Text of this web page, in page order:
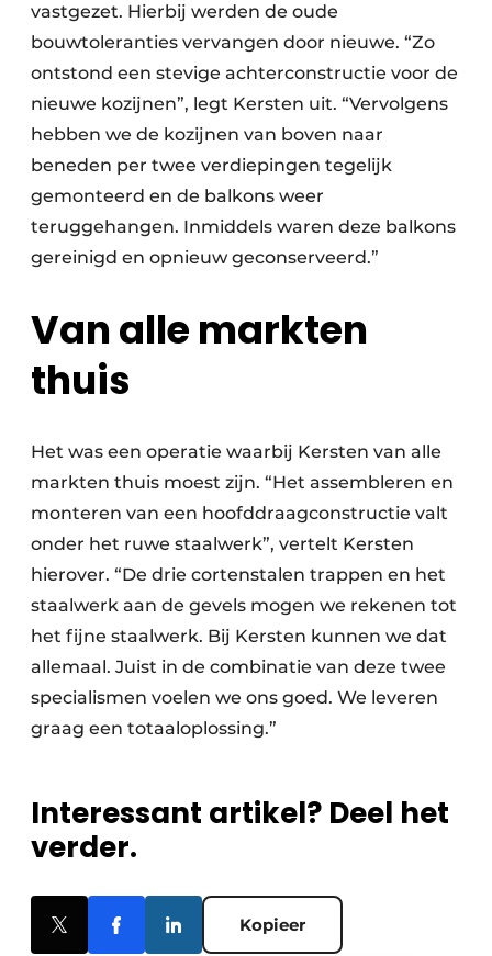
vastgezet. Hierbij werden de oude
bouwtoleranties vervangen door nieuwe. “Zo
ontstond een stevige achterconstructie voor de
nieuwe kozijnen”, legt Kersten uit. “Vervolgens
hebben we de kozijnen van boven naar
beneden per twee verdiepingen tegelijk
gemonteerd en de balkons weer
teruggehangen. Inmiddels waren deze balkons
gereinigd en opnieuw geconserveerd.”
Van alle markten
thuis
Het was een operatie waarbij Kersten van alle
markten thuis moest zijn. “Het assembleren en
monteren van een hoofddraagconstructie valt
onder het ruwe staalwerk”, vertelt Kersten
hierover. “De drie cortenstalen trappen en het
staalwerk aan de gevels mogen we rekenen tot
het fijne staalwerk. Bij Kersten kunnen we dat
allemaal. Juist in de combinatie van deze twee
specialismen voelen we ons goed. We leveren
graag een totaaloplossing.”
Interessant artikel? Deel het
verder.
Kopieer